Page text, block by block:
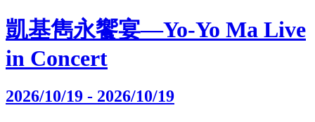
凱基雋永饗宴—Yo-Yo Ma Live
in Concert
2026/10/19 - 2026/10/19